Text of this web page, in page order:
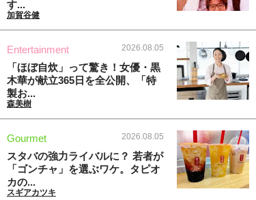
す...
加賀谷健
Entertainment 2026.08.05
「ほぼ自炊」って驚き！女優・黒
木華が献立365日を全公開、「特
製お...
森美樹
Gourmet 2026.08.05
スタバの強力ライバルに？ 若者が
「ゴンチャ」を選ぶワケ。タピオ
カの...
スギアカツキ